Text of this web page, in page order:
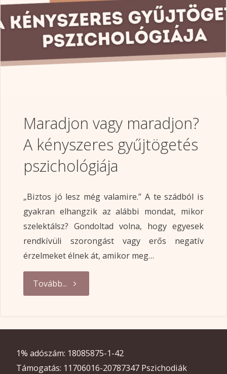
Maradjon vagy maradjon?
A kényszeres gyűjtögetés
pszichológiája
„Biztos jó lesz még valamire.” A te szádból is
gyakran elhangzik az alábbi mondat, mikor
szelektálsz? Gondoltad volna, hogy egyesek
rendkívüli szorongást vagy erős negatív
érzelmeket élnek át, amikor meg…
Tovább... "Maradjon
maradjon?
A
1% adószám: 18085875-1-42
Támogatás: 11706016-20787347 Pszichodiák